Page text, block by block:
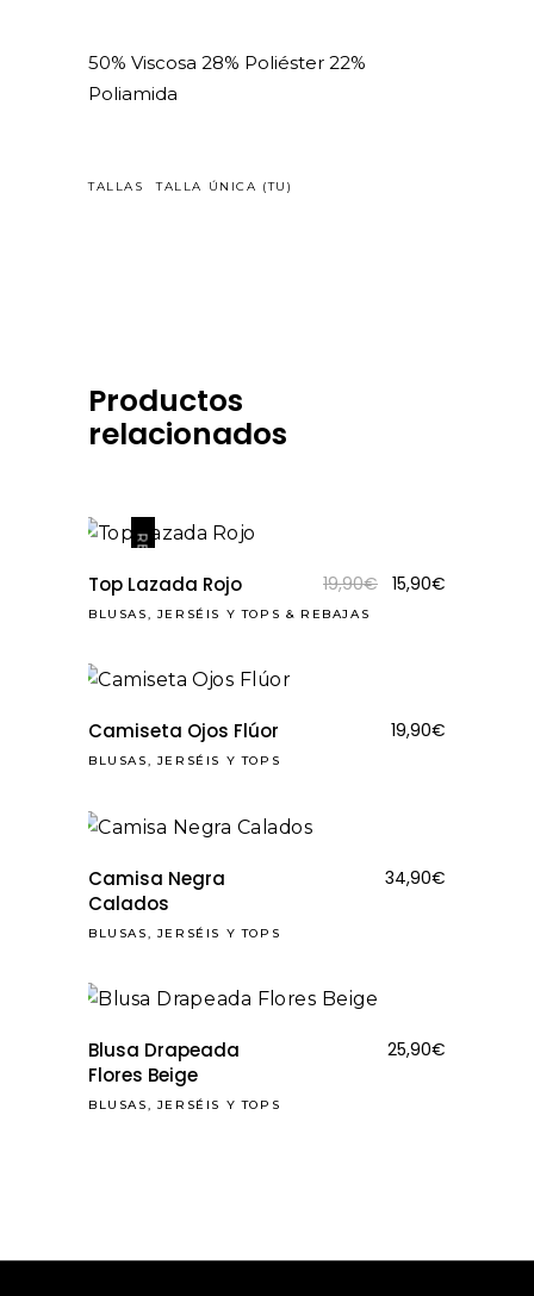
50% Viscosa 28% Poliéster 22%
Poliamida
TALLAS TALLA ÚNICA (TU)
Productos
relacionados
REBAJAS
Top Lazada Rojo 19,90€ El
15,90€
BLUSAS, JERSÉIS Y TOPS & REBAJAS
Camiseta Ojos Flúor 19,90€
BLUSAS, JERSÉIS Y TOPS
Camisa Negra
Calados
34,90€
BLUSAS, JERSÉIS Y TOPS
Blusa Drapeada
Flores Beige
25,90€
BLUSAS, JERSÉIS Y TOPS